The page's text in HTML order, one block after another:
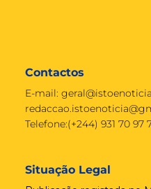
Contactos
E-mail:
Telefone:(+244) 931 70 97
Situação Legal